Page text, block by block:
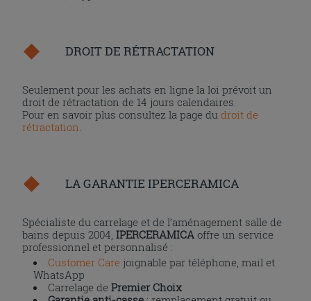
DROIT DE RÉTRACTATION
Seulement pour les achats en ligne la loi prévoit un
droit de rétractation de 14 jours calendaires.
Pour en savoir plus consultez la page dudroit de
rétractation
LA GARANTIE IPERCERAMICA
Spécialiste du carrelage et de l’aménagement salle de
bains depuis 2004,IPERCERAMICA offre un service
professionnel et personnalisé :
Customer Care joignable par téléphone, mail et
WhatsApp
Carrelage dePremier Choix